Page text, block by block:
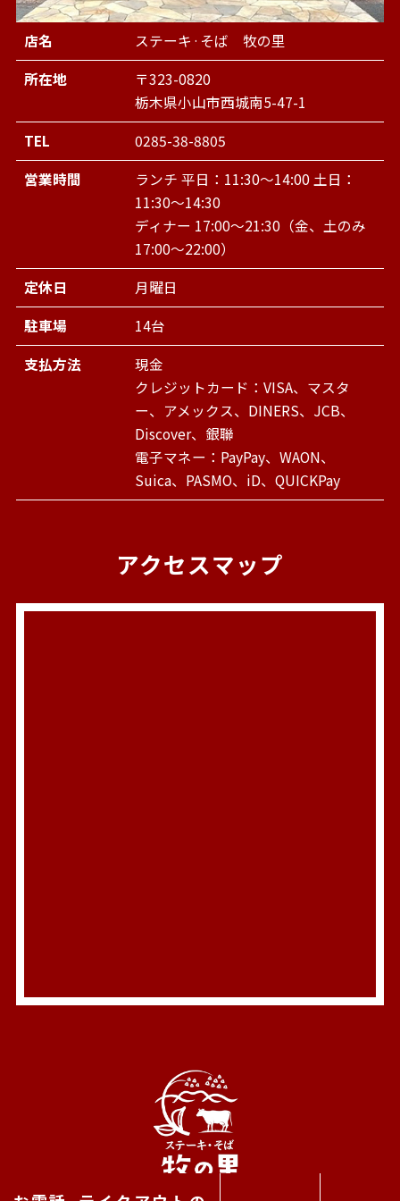
店名
ステーキ·そば 牧の里
所在地
〒323-0820
栃木県小山市西城南5-47-1
TEL
0285-38-8805
営業時間
ランチ 平日：11:30～14:00 土日：
11:30～14:30
ディナー 17:00～21:30（金、土のみ
17:00～22:00）
定休日
月曜日
駐車場
14台
支払方法
現金
クレジットカード：VISA、マスタ
ー、アメックス、DINERS、JCB、
Discover、銀聯
電子マネー：PayPay、WAON、
Suica、PASMO、iD、QUICKPay
アクセスマップ